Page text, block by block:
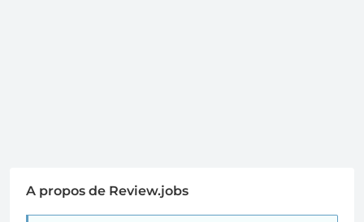
A propos de Review.jobs